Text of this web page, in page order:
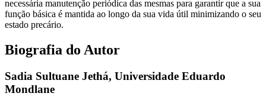
necessária manutenção periódica das mesmas para garantir que a sua
função básica é mantida ao longo da sua vida útil minimizando o seu
estado precário.
Biografia do Autor
Sadia Sultuane Jethá, Universidade Eduardo
Mondlane